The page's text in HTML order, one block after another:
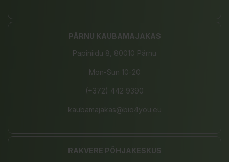
PÄRNU KAUBAMAJAKAS
Papiniidu 8, 80010 Pärnu
Mon-Sun 10-20
(+372) 442 9390
kaubamajakas@bio4you.eu
RAKVERE PÕHJAKESKUS